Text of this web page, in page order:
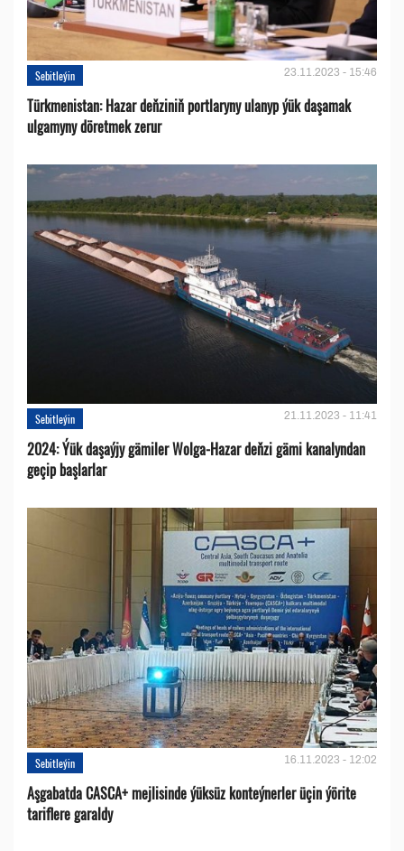
Sebitleýin 23.11.2023 - 15:46
Türkmenistan: Hazar deňziniň portlaryny ulanyp ýük daşamak
ulgamyny döretmek zerur
Sebitleýin 21.11.2023 - 11:41
2024: Ýük daşaýjy gämiler Wolga-Hazar deňzi gämi kanalyndan
geçip başlarlar
Sebitleýin 16.11.2023 - 12:02
Aşgabatda CASCA+ mejlisinde ýüksüz konteýnerler üçin ýörite
tariflere garaldy